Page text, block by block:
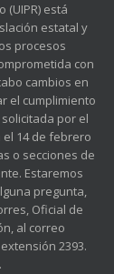
(UIPR) está
estatal y
procesos
con
cambios en
el cumplimiento
por el
14 de febrero
o secciones de
Estaremos
pregunta,
Oficial de
al correo
2393.